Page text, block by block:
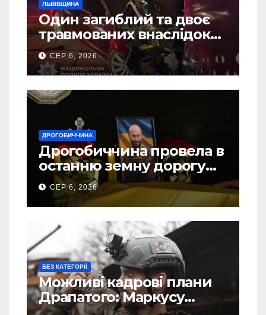
ЛЬВІВЩИНА
Один загиблий та двоє
травмованих внаслідок
ДТП на Самбірщині
СЕР 6, 2026
ДРОГОБИЧЧИНА
Дрогобиччина провела в
останню земну дорогу
свого Захисника – Олега
Торського
СЕР 6, 2026
БЕЗ КАТЕГОРІЇ
Можливі кадрові плани
Драпатого: Маркусу